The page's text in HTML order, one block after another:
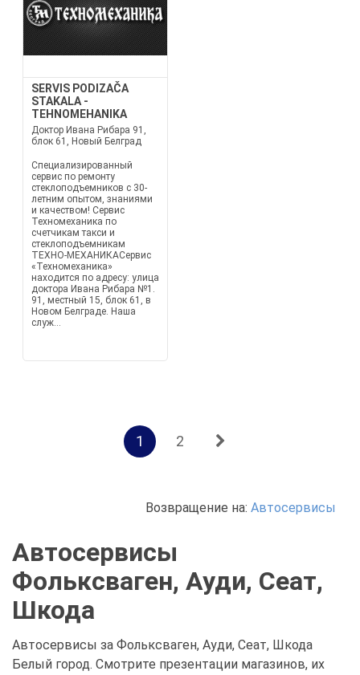
SERVIS PODIZAČA
STAKALA -
TEHNOMEHANIKA
Доктор Ивана Рибара 91,
блок 61, Новый Белград
Специализированный
сервис по ремонту
стеклоподъемников с 30-
летним опытом, знаниями
и качеством! Сервис
Техномеханика по
счетчикам такси и
стеклоподъемникам
ТЕХНО-МЕХАНИКАСервис
«Техномеханика»
находится по адресу: улица
доктора Ивана Рибара №1.
91, местный 15, блок 61, в
Новом Белграде. Наша
служ...
1 2
Возвращение на: Автосервисы
Автосервисы
Фольксваген, Ауди, Сеат,
Шкода
Автосервисы за Фольксваген, Ауди, Сеат, Шкода
Белый город. Смотрите презентации магазинов, их